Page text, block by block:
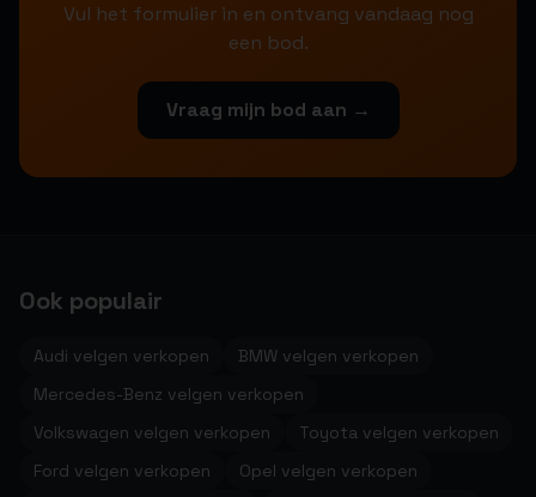
Vul het formulier in en ontvang vandaag nog
een bod.
Vraag mijn bod aan →
Ook populair
Audi velgen verkopen
BMW velgen verkopen
Mercedes-Benz velgen verkopen
Volkswagen velgen verkopen
Toyota velgen verkopen
Ford velgen verkopen
Opel velgen verkopen